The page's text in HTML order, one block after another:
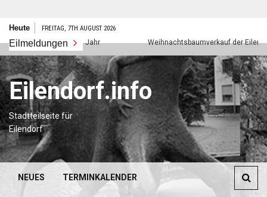
Zum
springen
Heute FREITAG, 7TH AUGUST 2026
Eilmeldungen
Frohes neues Jahr Weihnachtsbaumverkauf der
Eilendorf.info
Stadtteilseite für
Eilendorf
NEUES TERMINKALENDER